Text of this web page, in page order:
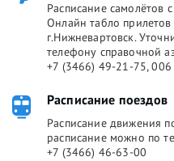
Расписание самолётов
Онлайн табло
г.Нижневартовск.
телефону справочной
+7 (3466) 49-21-75, 006
Расписание поездов
Расписание движения
расписание можно по
+7 (3466) 46-63-00